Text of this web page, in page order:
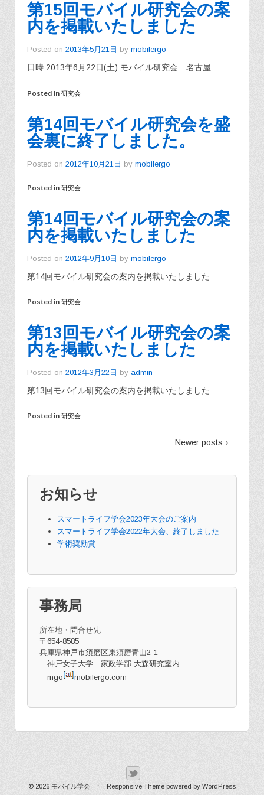
第15回モバイル研究会の案
内を掲載いたしました
Posted on 2013年5月21日 by mobilergo
日時:2013年6月22日(土) モバイル研究会 名古屋
Posted in 研究会
第14回モバイル研究会を盛
会裏に終了しました。
Posted on 2012年10月21日 by mobilergo
Posted in 研究会
第14回モバイル研究会の案
内を掲載いたしました
Posted on 2012年9月10日 by mobilergo
第14回モバイル研究会の案内を掲載いたしました
Posted in 研究会
第13回モバイル研究会の案
内を掲載いたしました
Posted on 2012年3月22日 by admin
第13回モバイル研究会の案内を掲載いたしました
Posted in 研究会
Newer posts ›
お知らせ
スマートライフ学会2023年大会のご案内
スマートライフ学会2022年大会、終了しました
学術奨励賞
事務局
所在地・問合せ先
〒654-8585
兵庫県神戸市須磨区東須磨青山2-1
神戸女子大学 家政学部 大森研究室内
mgo
mobilergo.com
© 2026モバイル学会 ↑ Responsive Theme powered byWordPress